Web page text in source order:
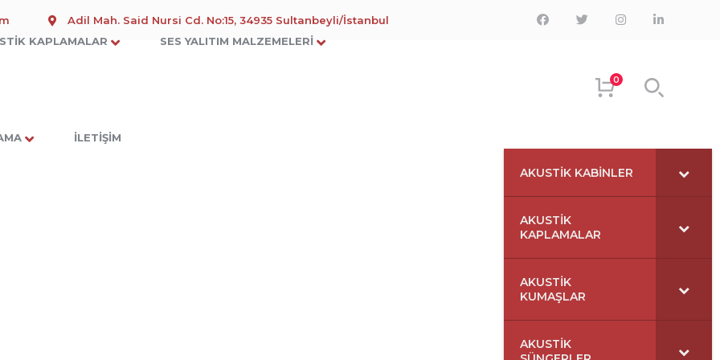
Adil Mah. Said Nursi Cd. No:15, 34935 Sultanbeyli/İstanbul
FacebookTwitterInstagramLinkedIn
KAPLAMALAR SES YALITIM MALZEMELERI
İLETIŞIM
0
AKUSTIK KABINLER
AKUSTIK
KAPLAMALAR
AKUSTIK
KUMAŞLAR
AKUSTIK